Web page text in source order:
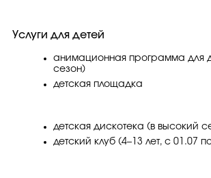
Услуги для детей
анимационная программа для
сезон)
детская площадка
детская дискотека (в высокий
детский клуб (4–13 лет, с 01.07